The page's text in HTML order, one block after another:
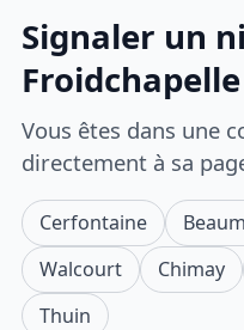
Signaler un
Froidchapelle
Vous êtes dans une
directement à sa
Cerfontaine
Walcourt
Chimay
Thuin